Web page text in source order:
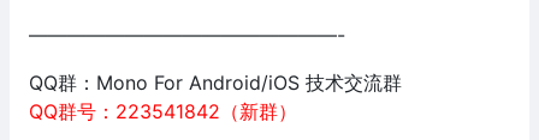
————————————————-
QQ群：Mono For Android/iOS 技术交流群
QQ群号：223541842（新群）